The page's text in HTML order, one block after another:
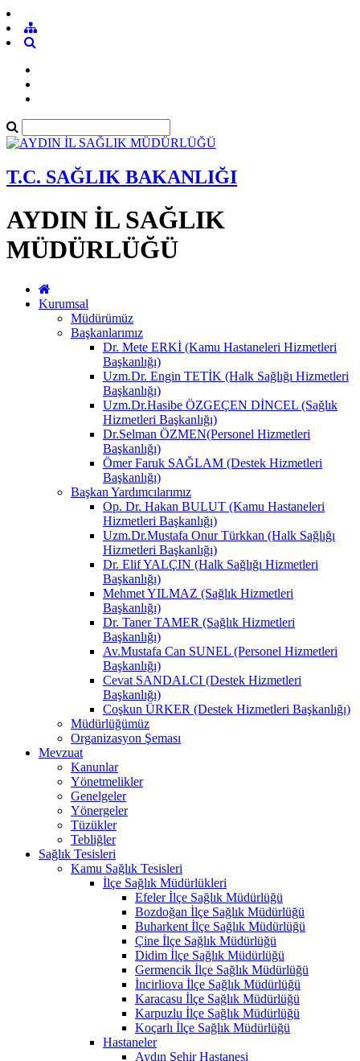
T.C. SAĞLIK BAKANLIĞI
AYDIN İL SAĞLIK
MÜDÜRLÜĞÜ
Kurumsal
Müdürümüz
Başkanlarımız
Dr. Mete ERKİ (Kamu Hastaneleri Hizmetleri
Başkanlığı)
Uzm.Dr. Engin TETİK (Halk Sağlığı Hizmetleri
Başkanlığı)
Uzm.Dr.Hasibe ÖZGEÇEN DİNCEL (Sağlık
Hizmetleri Başkanlığı)
Dr.Selman ÖZMEN(Personel Hizmetleri
Başkanlığı)
Ömer Faruk SAĞLAM (Destek Hizmetleri
Başkanlığı)
Başkan Yardımcılarımız
Op. Dr. Hakan BULUT (Kamu Hastaneleri
Hizmetleri Başkanlığı)
Uzm.Dr.Mustafa Onur Türkkan (Halk Sağlığı
Hizmetleri Başkanlığı)
Dr. Elif YALÇIN (Halk Sağlığı Hizmetleri
Başkanlığı)
Mehmet YILMAZ (Sağlık Hizmetleri
Başkanlığı)
Dr. Taner TAMER (Sağlık Hizmetleri
Başkanlığı)
Av.Mustafa Can SUNEL (Personel Hizmetleri
Başkanlığı)
Cevat SANDALCI (Destek Hizmetleri
Başkanlığı)
Coşkun ÜRKER (Destek Hizmetleri Başkanlığı)
Müdürlüğümüz
Organizasyon Şeması
Mevzuat
Kanunlar
Yönetmelikler
Genelgeler
Yönergeler
Tüzükler
Tebliğler
Sağlık Tesisleri
Kamu Sağlık Tesisleri
İlçe Sağlık Müdürlükleri
Efeler İlçe Sağlık Müdürlüğü
Bozdoğan İlçe Sağlık Müdürlüğü
Buharkent İlçe Sağlık Müdürlüğü
Çine İlçe Sağlık Müdürlüğü
Didim İlçe Sağlık Müdürlüğü
Germencik İlçe Sağlık Müdürlüğü
İncirliova İlçe Sağlık Müdürlüğü
Karacasu İlçe Sağlık Müdürlüğü
Karpuzlu İlçe Sağlık Müdürlüğü
Koçarlı İlçe Sağlık Müdürlüğü
Hastaneler
Aydın Şehir Hastanesi